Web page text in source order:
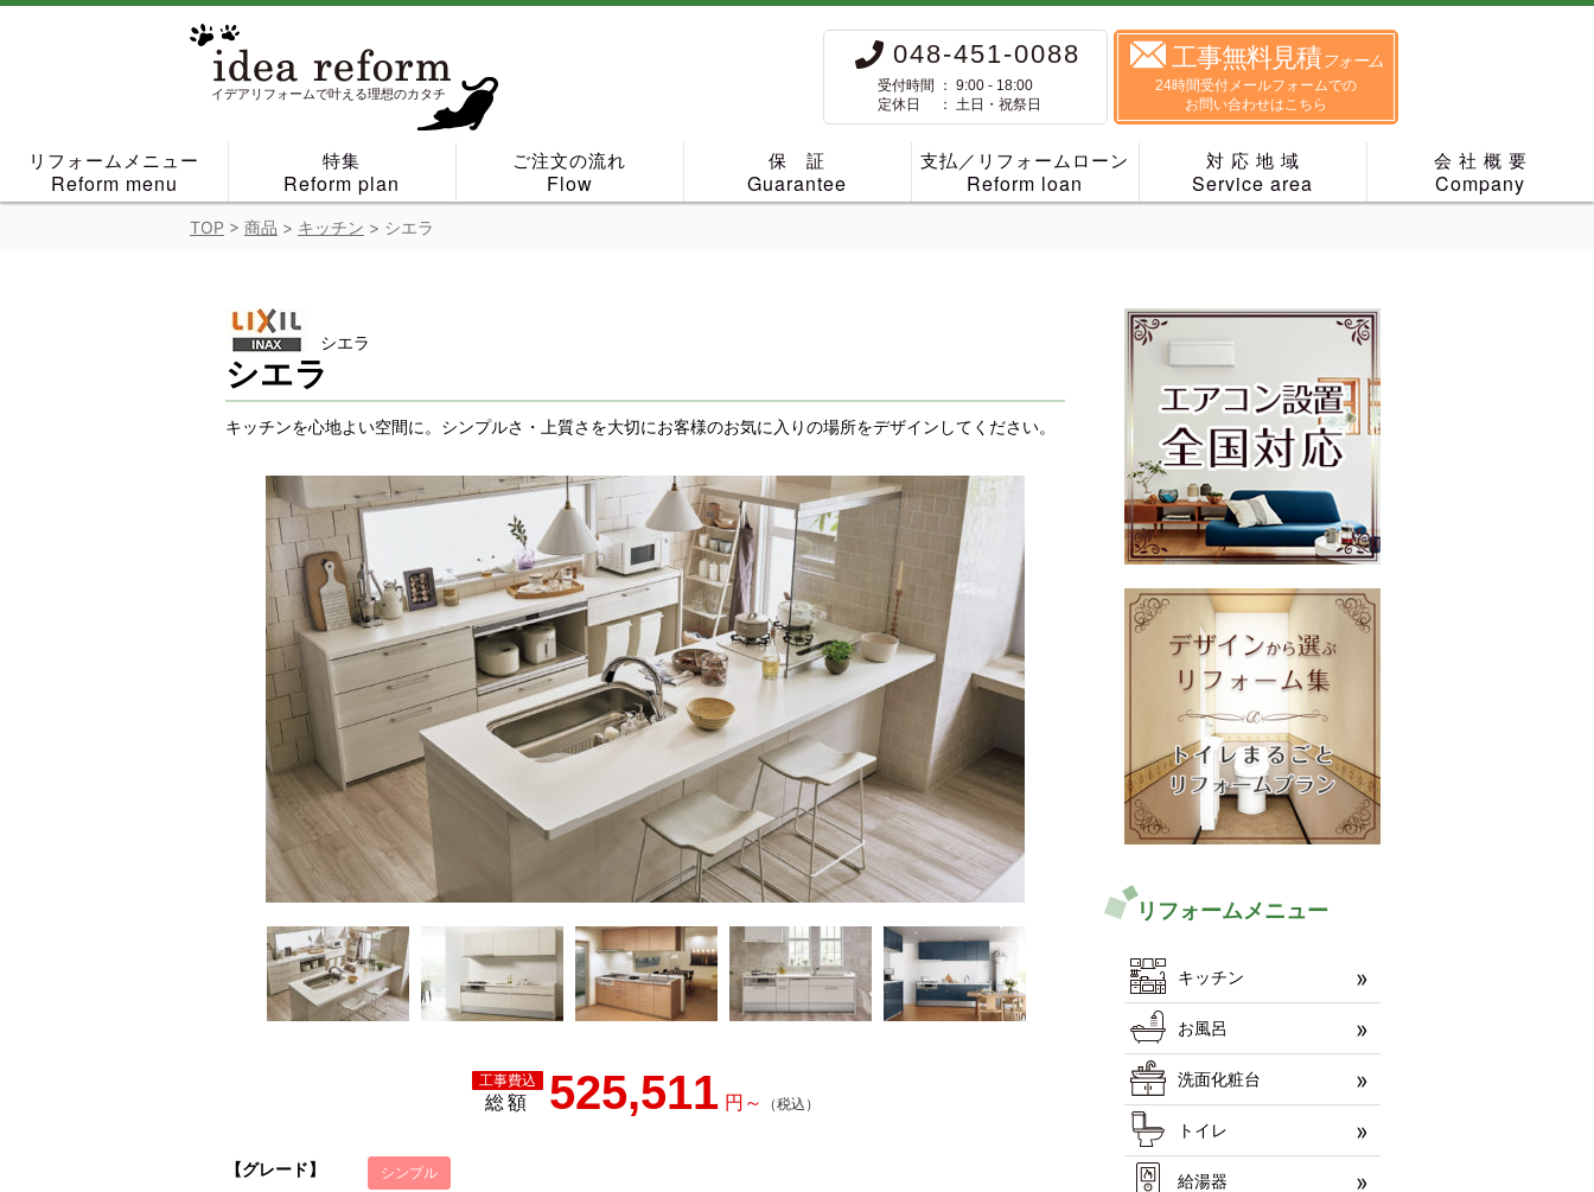
Skip
イデアリフォームで叶える理想のカタチ
048-451-0088
受付時間 ： 9:00 - 18:00
定休日 ： 土日・祝祭日
工事無料見積フォーム
24時間受付メールフォームでの
お問い合わせはこちら
リフォームメニュー
Reform menu
特集
Reform plan
ご注文の流れ
Flow
保 証
Guarantee
支払／リフォームローン
Reform loan
対 応 地 域
Service area
会 社 概 要
Company
TOP > 商品 > キッチン > シエラ
シエラ
シエラ
キッチンを心地よい空間に。シンプルさ・上質さを大切にお客様のお気に入りの場所をデザインしてください。
総額 525,511
【グレード】 シンプル
リフォームメニュー
キッチン
お風呂
洗面化粧台
トイレ
給湯器